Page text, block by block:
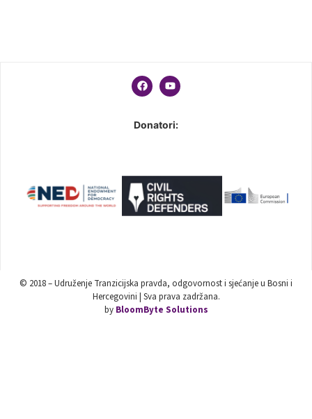
Donatori:
© 2018 – Udruženje Tranzicijska pravda, odgovornost i sjećanje u Bosni i
Hercegovini | Sva prava zadržana.
by BloomByte Solutions